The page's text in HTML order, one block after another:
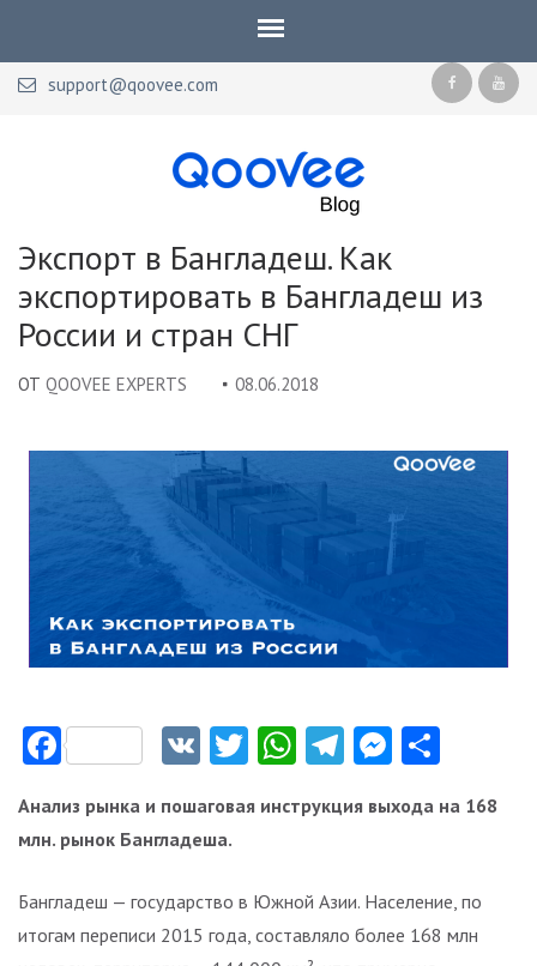
support@qoovee.com
Qoovee Blog
Экспорт в Бангладеш. Как
экспортировать в Бангладеш из
России и стран СНГ
ОТ QOOVEE EXPERTS 08.06.2018
FacebookVK Twitter
WhatsApp
Telegram
Анализ рынка и пошаговая инструкция выхода на 168
млн. рынок Бангладеша.
Бангладеш — государство в Южной Азии. Население, по
итогам переписи 2015 года, составляло более 168 млн